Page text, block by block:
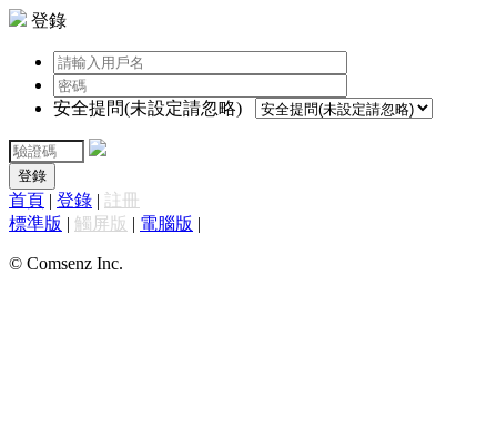
登錄
安全提問(未設定請忽略)
登錄
首頁 | 登錄 | 註冊
標準版 | 觸屏版 | 電腦版 |
© Comsenz Inc.